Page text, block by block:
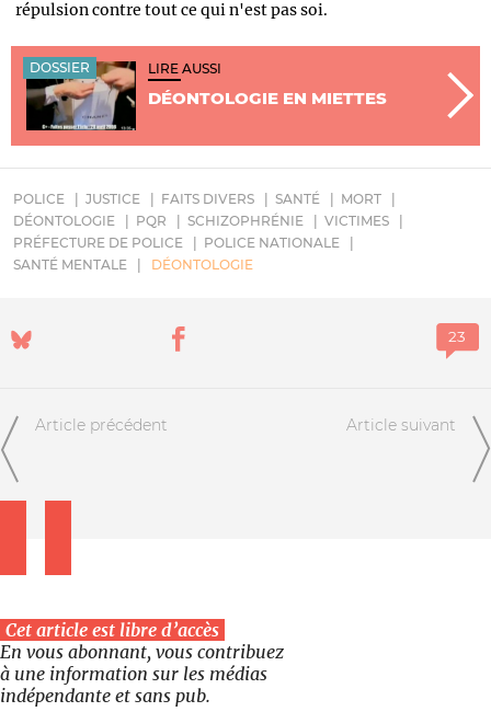
répulsion contre tout ce qui n'est pas soi.
DOSSIER LIRE AUSSI
DÉONTOLOGIE EN MIETTES
POLICE JUSTICE FAITS DIVERS SANTÉ
MORT
DÉONTOLOGIE
PQR SCHIZOPHRÉNIE
VICTIMES
PRÉFECTURE DE POLICE
POLICE NATIONALE
SANTÉ MENTALE
DÉONTOLOGIE
Article précédent Article suivant
Cet article est libre d’accès
En vous abonnant, vous contribuez
à une information sur les médias
indépendante et sans pub.